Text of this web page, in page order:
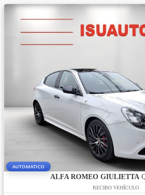
AUTOMATICO
ALFA ROMEO GIULIETTA
RECIBO VEHÍCULO